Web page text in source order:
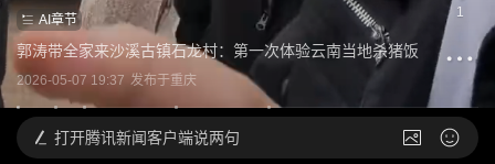
AI章节
郭涛带全家来沙溪古镇石龙村：第一次体验云南当地杀猪饭
2026-05-07 19:37 发布于重庆
1
打开腾讯新闻客户端说两句